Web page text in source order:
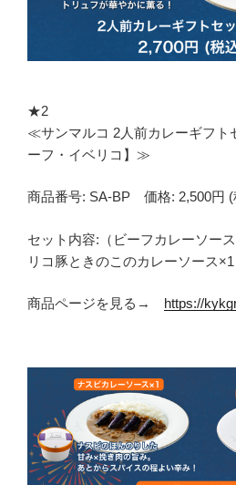
★2
≪サンマルコ 2人前カレーギフ
ーフ・イベリコ】≫
商品番号: SA-BP 価格: 2,500円 (
セット内容:（ビーフカレーソー
リコ豚ときのこのカレーソース×1
商品ページを見る→ https://